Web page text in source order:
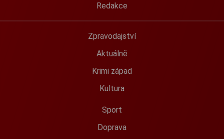
Redakce
Zpravodajství
Aktuálně
Krimi západ
Kultura
Sport
Doprava